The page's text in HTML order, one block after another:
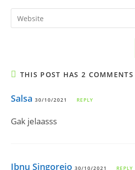
comment
email
address
Enter
your
THIS POST HAS 2 COMMENTS
Salsa 30/10/2021 REPLY
Gak jelaasss
Ibnu Singorejo 30/10/2021 REPLY